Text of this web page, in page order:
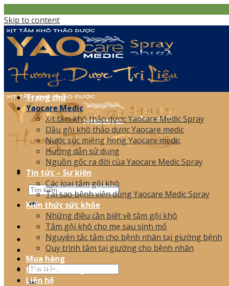
Skip to content
0866.120.006
Trang chủ
Yaocare Medic
Xịt tắm khô thảo dược Yaocare Medic Spray
Dầu gội khô thảo dược Yaocare medic
Nước súc miệng họng Yaocare medic
Hướng dẫn sử dụng
Nguồn gốc ra đời của Yaocare Medic Spray
Tin tức – Sự kiện
Các loại tắm gội khô
Tại sao bệnh viện dùng Yaocare Medic Spray
Kiến thức sức khỏe
Những điều cần biết về tắm gội khô
Tắm gội khô cho mẹ sau sinh mổ
Nguyên tắc tắm cho bệnh nhân tại giường bệnh
Quy trình tắm tại giường cho bệnh nhân
Mua hàng
Điểm bán hàng
Liên hệ